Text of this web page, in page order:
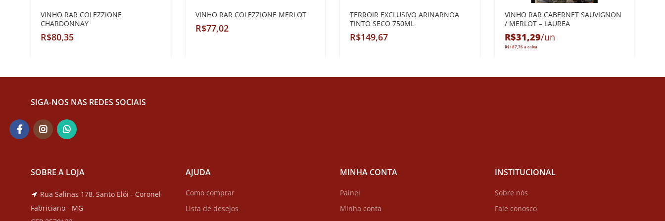
VINHO RAR COLEZZIONE
CHARDONNAY
R$
VINHO RAR COLEZZIONE MERLOT
R$
TERROIR EXCLUSIVO ARINARNOA
TINTO SECO 750ML
R$
VINHO RAR CABERNET SAUVIGNON
/ MERLOT – LAUREA
R$31,29
R$187,76
SIGA-NOS NAS REDES SOCIAIS
SOBRE A LOJA
Rua Salinas 178, Santo Elói - Coronel
Fabriciano - MG
AJUDA
Como comprar
Lista de desejos
MINHA CONTA
Painel
Minha conta
INSTITUCIONAL
Sobre nós
Fale conosco